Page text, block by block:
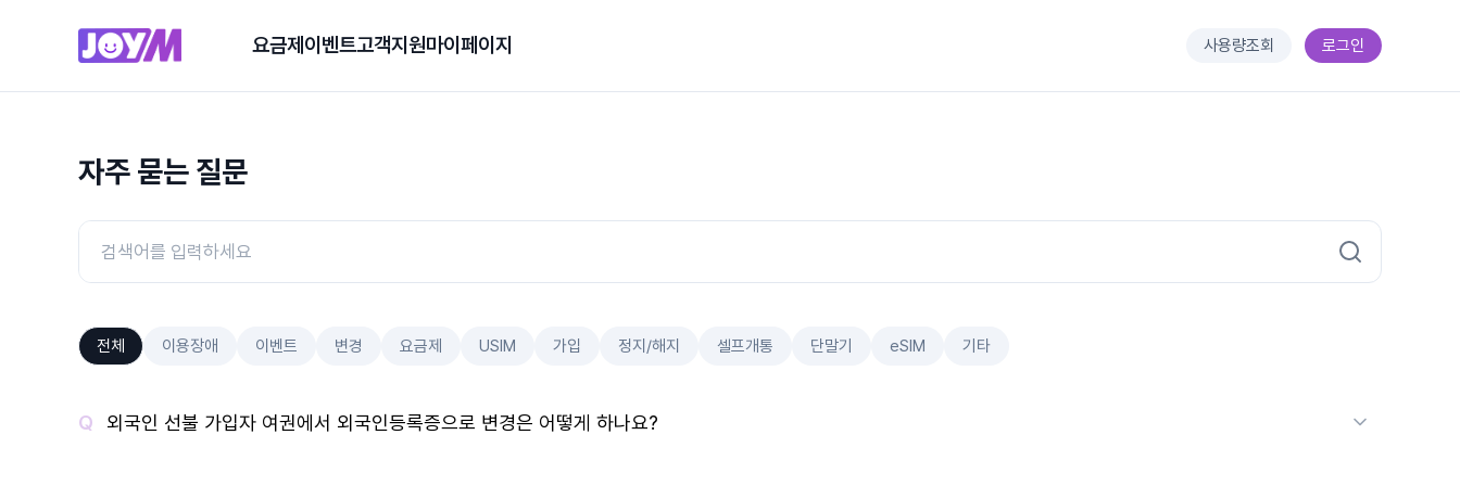
요금제 이벤트고객지원마이페이지 사용량조회 로그인
자주 묻는 질문
전체 이용장애 이벤트 변경 요금제 USIM 가입 정지/해지 셀프개통 단말기 eSIM 기타
외국인 선불 가입자 여권에서 외국인등록증으로 변경은 어떻게 하나요?